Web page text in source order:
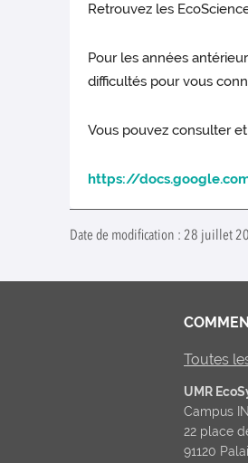
Retrouvez les
Pour les années
difficultés pour vous
Vous pouvez consulter
https://
Date de modification : 28 juillet
Toutes
UMR
Campus
22 place
91120